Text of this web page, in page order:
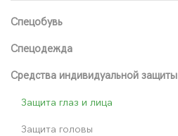
Спецобувь
Спецодежда
Средства индивидуальной защиты
Защита глаз и лица
Защита головы